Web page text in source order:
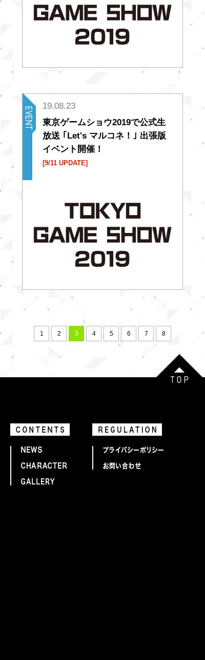
19.08.23
東京ゲームショウ2019で公式生
放送 ｢Let's マルコネ！｣ 出張版
イベント開催！
[9/11 UPDATE]
1 2 3 4 5 6 7 8